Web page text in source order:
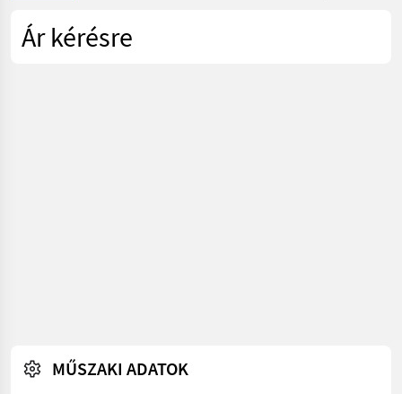
Ár kérésre
MŰSZAKI ADATOK